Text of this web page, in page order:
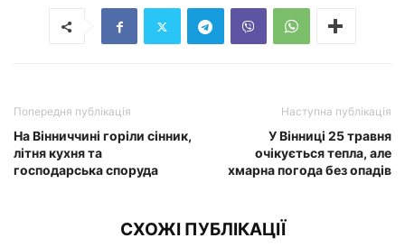
Попередня публікація
На Вінниччині горіли сінник,
літня кухня та
господарська споруда
Наступна публікація
У Вінниці 25 травня
очікується тепла, але
хмарна погода без опадів
СХОЖІ ПУБЛІКАЦІЇ